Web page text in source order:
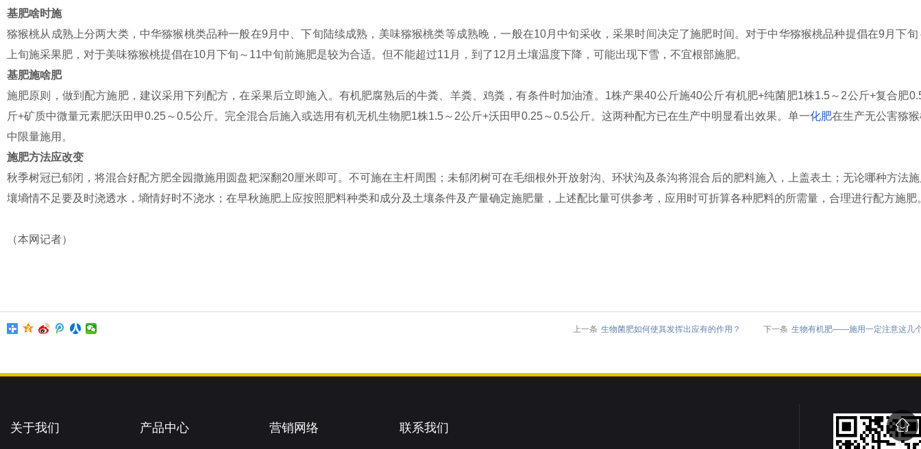
基肥啥时施
猕猴桃从成熟上分两大类，中华猕猴桃类品种一般在9月中、下旬陆续成熟，美味猕猴桃类等成熟晚，一般在10月中旬采收，采果时间决定了施肥时间。对于中华猕猴桃品种提倡在9月下旬
上旬施采果肥，对于美味猕猴桃提倡在10月下旬～11中旬前施肥是较为合适。但不能超过11月，到了12月土壤温度下降，可能出现下雪，不宜根部施肥。
基肥施啥肥
施肥原则，做到配方施肥，建议采用下列配方，在采果后立即施入。有机肥腐熟后的牛粪、羊粪、鸡粪，有条件时加油渣。1株产果40公斤施40公斤有机肥+纯菌肥1株1.5～2公斤+复合肥
斤+矿质中微量元素肥沃田甲0.25～0.5公斤。完全混合后施入或选用有机无机生物肥1株1.5～2公斤+沃田甲0.25～0.5公斤。这两种配方已在生产中明显看出效果。单一化肥在生产无公害猕
中限量施用。
施肥方法应改变
秋季树冠已郁闭，将混合好配方肥全园撒施用圆盘耙深翻20厘米即可。不可施在主杆周围；未郁闭树可在毛细根外开放射沟、环状沟及条沟将混合后的肥料施入，上盖表土；无论哪种方法
壤墒情不足要及时浇透水，墒情好时不浇水；在早秋施肥上应按照肥料种类和成分及土壤条件及产量确定施肥量，上述配比量可供参考，应用时可折算各种肥料的所需量，合理进行配方施肥
（本网记者）
上一条 生物菌肥如何使其发挥出应有的作用？ 下一条 生物有机肥——施用一定注意这几
关于我们 产品中心 营销网络 联系我们